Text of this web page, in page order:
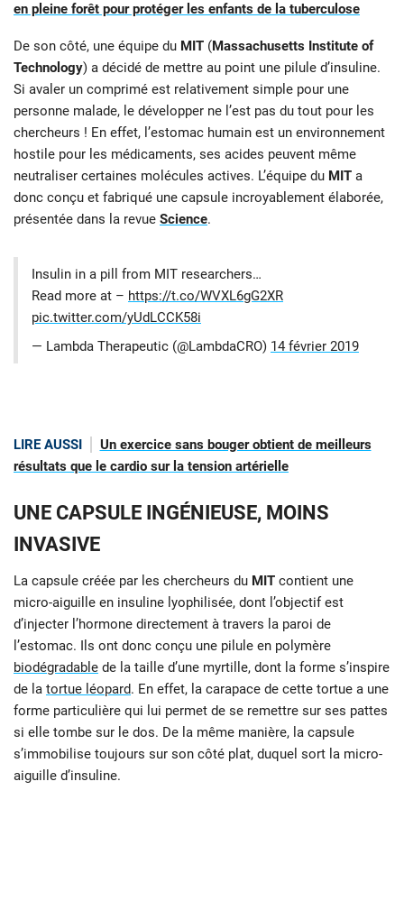
en pleine forêt pour protéger les enfants de la tuberculose
De son côté, une équipe du MIT (Massachusetts Institute of
Technology) a décidé de mettre au point une pilule d’insuline.
Si avaler un comprimé est relativement simple pour une
personne malade, le développer ne l’est pas du tout pour les
chercheurs ! En effet, l’estomac humain est un environnement
hostile pour les médicaments, ses acides peuvent même
neutraliser certaines molécules actives. L’équipe du MIT a
donc conçu et fabriqué une capsule incroyablement élaborée,
présentée dans la revue Science.
Insulin in a pill from MIT researchers…
Read more at – https://t.co/WVXL6gG2XR
pic.twitter.com/yUdLCCK58i
— Lambda Therapeutic (@LambdaCRO) 14 février 2019
LIRE AUSSI
Un exercice sans bouger obtient de meilleurs
résultats que le cardio sur la tension artérielle
UNE CAPSULE INGÉNIEUSE, MOINS
INVASIVE
La capsule créée par les chercheurs du MIT contient une
micro-aiguille en insuline lyophilisée, dont l’objectif est
d’injecter l’hormone directement à travers la paroi de
l’estomac. Ils ont donc conçu une pilule en polymère
biodégradable de la taille d’une myrtille, dont la forme s’inspire
de la tortue léopard. En effet, la carapace de cette tortue a une
forme particulière qui lui permet de se remettre sur ses pattes
si elle tombe sur le dos. De la même manière, la capsule
s’immobilise toujours sur son côté plat, duquel sort la micro-
aiguille d’insuline.